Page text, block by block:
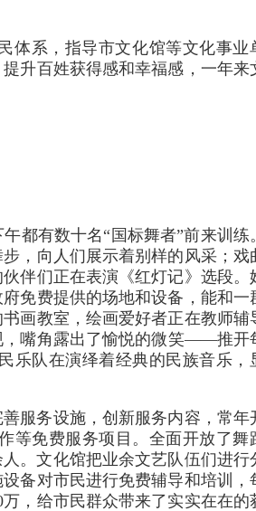
体系，指导市文化馆等文化事业
升百姓获得感和幸福感，一年来
都有数十名“国标舞者”前来训练。
，向人们展示着别样的风采；戏
伴们正在表演《红灯记》选段。
免费提供的场地和设备，能和一
画教室，绘画爱好者正在教师辅
，嘴角露出了愉悦的微笑——推开
乐队在演绎着经典的民族音乐，
服务设施，创新服务内容，常年
等免费服务项目。全面开放了舞
。文化馆把业余文艺队伍们进行
备对市民进行免费辅导和培训，
，给市民群众带来了实实在在的